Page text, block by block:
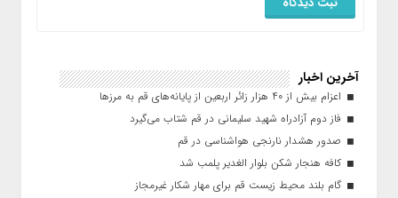
آخرین اخبار
اعزام بیش از ۴۰ هزار زائر اربعین از پایانه‌های قم به مرزها
فاز دوم آزادراه شهید سلیمانی در قم شتاب می‌گیرد
صدور هشدار نارنجی هواشناسی در قم
کافه هنجار شکن بلوار الغدیر پلمب شد
گام بلند محیط زیست قم برای مهار شکار غیرمجاز